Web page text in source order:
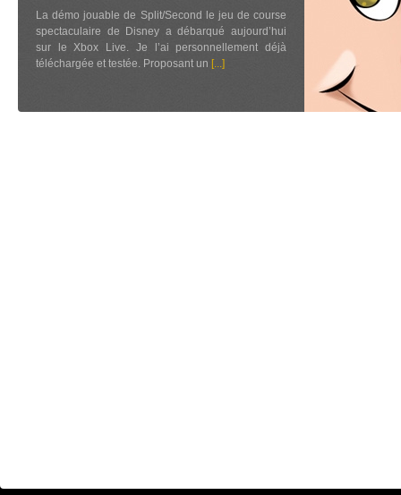
La démo jouable de Split/Second le jeu de course
spectaculaire de Disney a débarqué aujourd’hui
sur le Xbox Live. Je l’ai personnellement déjà
téléchargée et testée. Proposant un [...]